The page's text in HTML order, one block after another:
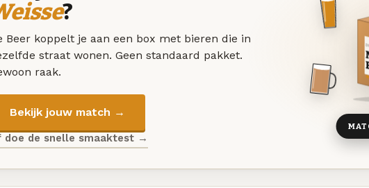
?
Beer koppelt je aan een box met bieren die in
straat wonen. Geen standaard pakket.
raak.
Bekijk jouw match →
doe de snelle smaaktest →